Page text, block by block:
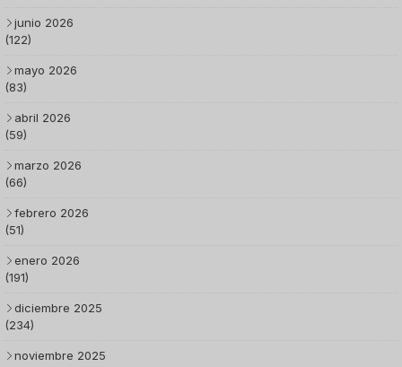
junio 2026
(122)
mayo 2026
(83)
abril 2026
(59)
marzo 2026
(66)
febrero 2026
(51)
enero 2026
(191)
diciembre 2025
(234)
noviembre 2025